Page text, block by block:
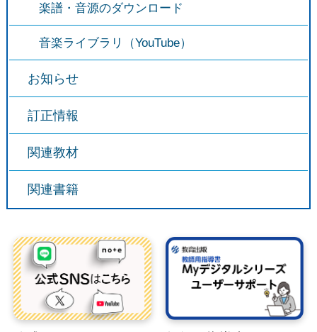
楽譜・音源のダウンロード
音楽ライブラリ（YouTube）
お知らせ
訂正情報
関連教材
関連書籍